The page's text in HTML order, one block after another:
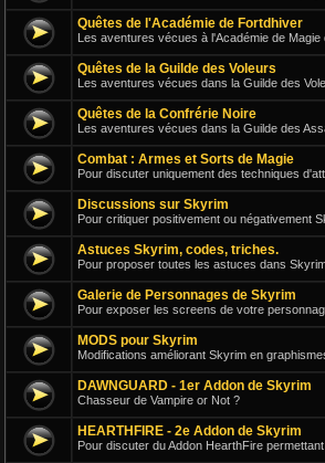
Quêtes de l'Académie de Fortdhiver
Les aventures vécues à l'Académie de Magie
Quêtes de la Guilde des Voleurs
Les aventures vécues dans la Guilde des
Quêtes de la Confrérie Noire
Les aventures vécues dans la Guilde des
Combat : Armes et Sorts de Magie
Pour discuter uniquement des techniques
Discussions sur Skyrim
Pour critiquer positivement ou négativement
Astuces Skyrim, codes, triches.
Pour proposer toutes les astuces dans
Galerie de Personnages de Skyrim
Pour exposer les screens de votre
MODS pour Skyrim
Modifications améliorant Skyrim en
DAWNGUARD - 1er Addon de Skyrim
Chasseur de Vampire or Not ?
HEARTHFIRE - 2e Addon de Skyrim
Pour discuter du Addon HearthFire